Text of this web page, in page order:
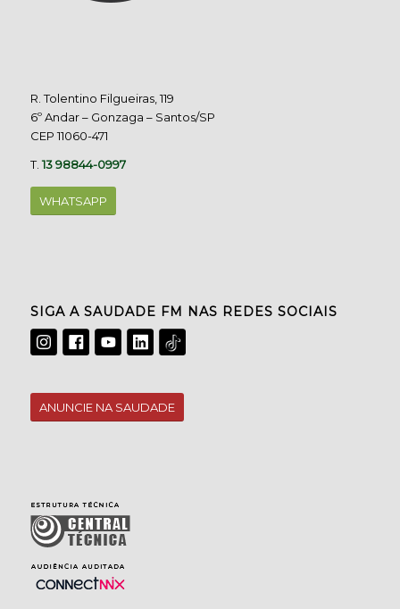
R. Tolentino Filgueiras, 119
6º Andar – Gonzaga – Santos/SP
CEP 11060-471
T.13 98844-0997
WHATSAPP
SIGA A SAUDADE FM NAS REDES SOCIAIS
ANUNCIE NA SAUDADE